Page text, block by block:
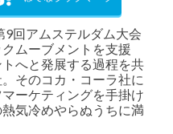
回アムステルダム大会
ムーブメントを支援
へと発展する過程を共
そのコカ・コーラ社に
ーケティングを手掛け
気冷めやらぬうちに満